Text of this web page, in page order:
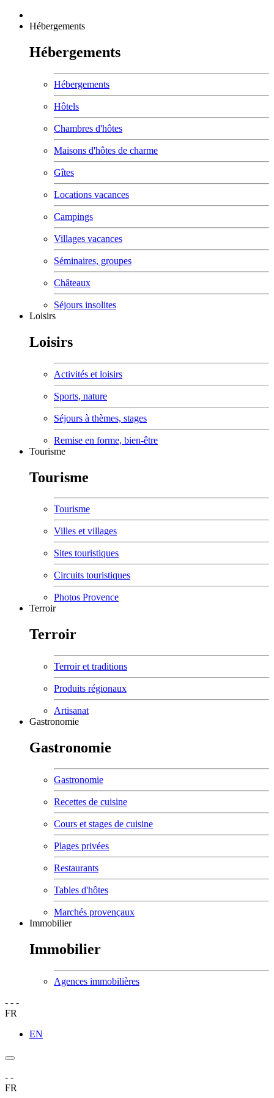
Hébergements
Hébergements
Hébergements
Hôtels
Chambres d'hôtes
Maisons d'hôtes de charme
Gîtes
Locations vacances
Campings
Villages vacances
Séminaires, groupes
Châteaux
Séjours insolites
Loisirs
Loisirs
Activités et loisirs
Sports, nature
Séjours à thèmes, stages
Remise en forme, bien-être
Tourisme
Tourisme
Tourisme
Villes et villages
Sites touristiques
Circuits touristiques
Photos Provence
Terroir
Terroir
Terroir et traditions
Produits régionaux
Artisanat
Gastronomie
Gastronomie
Gastronomie
Recettes de cuisine
Cours et stages de cuisine
Plages privées
Restaurants
Tables d'hôtes
Marchés provençaux
Immobilier
Immobilier
Agences immobilières
- - -
FR
EN
- -
FR